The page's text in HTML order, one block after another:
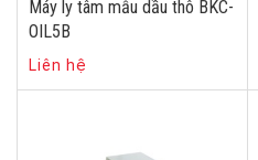
Máy ly tâm mẫu dầu thô BKC-
OIL5B
Liên hệ